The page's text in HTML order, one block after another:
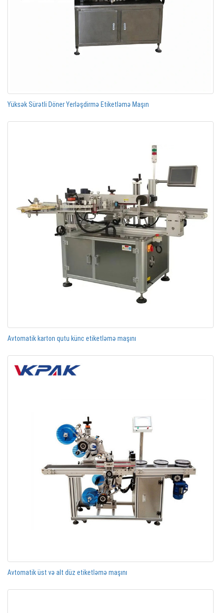
Yüksək Sürətli Döner Yerləşdirmə Etiketləmə Maşın
Avtomatik karton qutu künc etiketləmə maşını
Avtomatik üst və alt düz etiketləmə maşını